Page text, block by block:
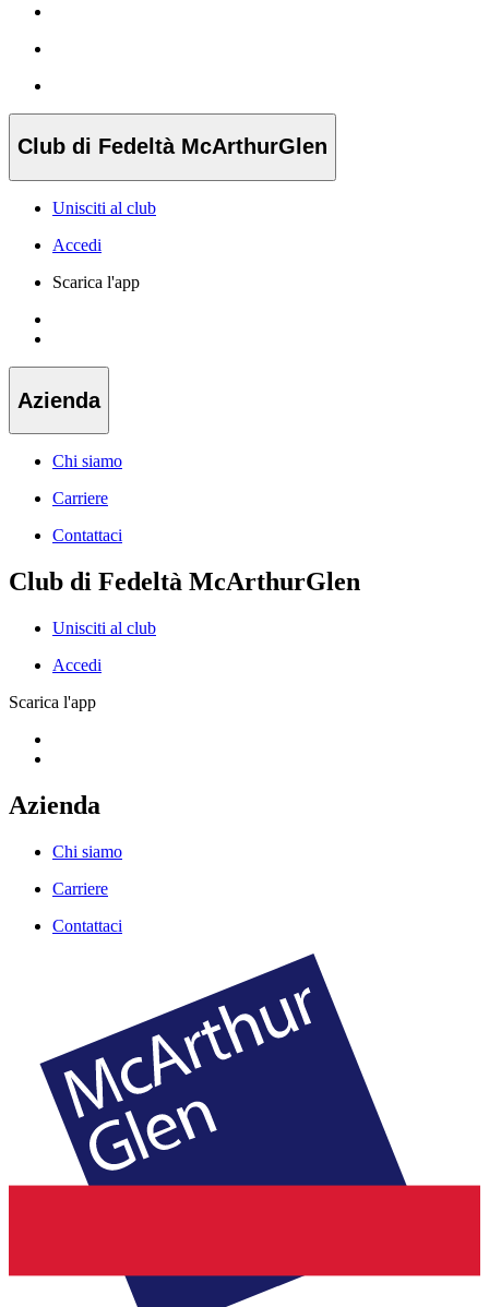
Club di Fedeltà McArthurGlen
Unisciti al club
Accedi
Scarica l'app
Azienda
Chi siamo
Carriere
Contattaci
Club di Fedeltà McArthurGlen
Unisciti al club
Accedi
Scarica l'app
Azienda
Chi siamo
Carriere
Contattaci